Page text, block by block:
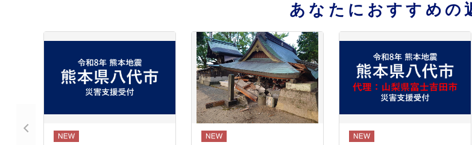
あなたにおすすめの